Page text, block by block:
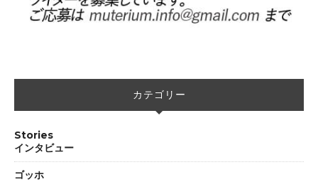
カテゴリー
Stories
インタビュー
ゴッホ